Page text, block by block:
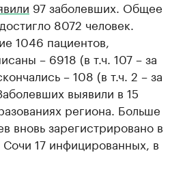
97 заболевших. Общее
8072 человек.
1046 пациентов,
– 6918 (в т.ч. 107 – за
– 108 (в т.ч. 2 – за
выявили в 15
региона. Больше
вновь зарегистрировано в
17 инфицированных, в